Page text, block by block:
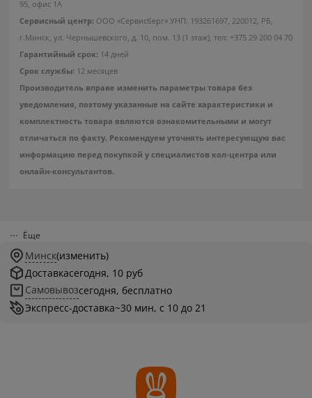
95, офис 1А
Сервисный центр: ООО «Сервисберг» УНП: 193261697, 220012, РБ,
г.Минск, ул. Чернышевского, д. 10, пом. 13 (1 этаж), тел: +375 29 200 04 70
Гарантийный срок: 14 дней
Срок службы: 12 месяцев
Производитель вправе изменить параметры товара без
уведомления, поэтому указанные на сайте характеристики и
комплектность товара являются ознакомительными и могут
отличаться по факту. Рекомендуем уточнять интересующую вас
информацию перед покупкой у специалистов кол-центра или
онлайн-консультантов.
Ёще
Минск(изменить)
Доставкасегодня, 10 руб
Самовывозсегодня, бесплатно
Экспресс-доставка~30 мин, с 10 до 21